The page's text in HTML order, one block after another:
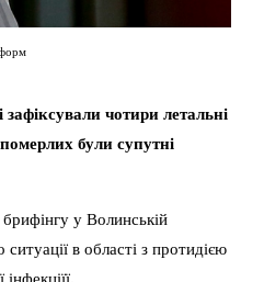
чотири летальні
були супутні
у Волинській
в області з протидією